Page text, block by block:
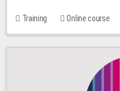
Training Online course